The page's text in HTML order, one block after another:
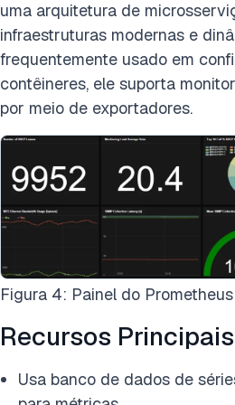
uma arquitetura de
infraestruturas modernas e
frequentemente usado em
contêineres, ele suporta
por meio de exportadores.
Figura 4: Painel do Prometheus
Recursos Principais
Usa banco de dados de